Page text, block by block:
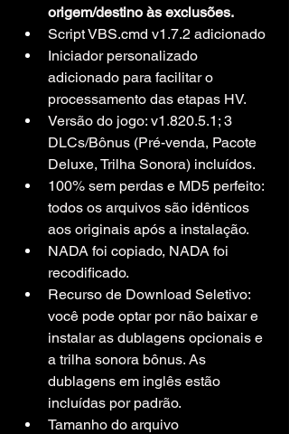
origem/destino às exclusões.
Script VBS.cmd v1.7.2 adicionado
Iniciador personalizado
adicionado para facilitar o
processamento das etapas HV.
Versão do jogo: v1.820.5.1; 3
DLCs/Bônus (Pré-venda, Pacote
Deluxe, Trilha Sonora) incluídos.
100% sem perdas e MD5 perfeito:
todos os arquivos são idênticos
aos originais após a instalação.
NADA foi copiado, NADA foi
recodificado.
Recurso de Download Seletivo:
você pode optar por não baixar e
instalar as dublagens opcionais e
a trilha sonora bônus. As
dublagens em inglês estão
incluídas por padrão.
Tamanho do arquivo